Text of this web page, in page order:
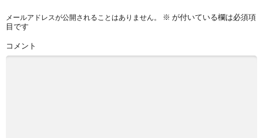
メールアドレスが公開されることはありません。 ※ が付いている欄は必須項
目です
コメント